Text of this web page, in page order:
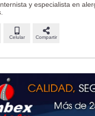
y especialista en
Celular Compartir